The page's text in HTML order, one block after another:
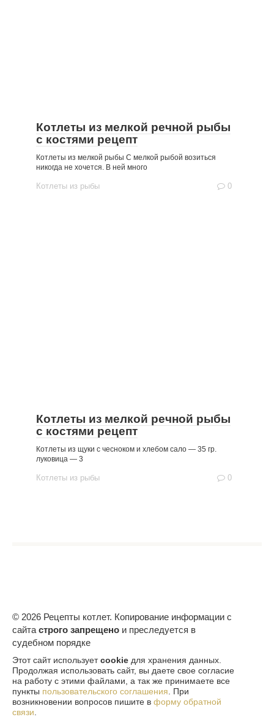
Котлеты из мелкой речной рыбы
с костями рецепт
Котлеты из мелкой рыбы С мелкой рыбой возиться
никогда не хочется. В ней много
Котлеты из рыбы 0
Котлеты из мелкой речной рыбы
с костями рецепт
Котлеты из щуки с чесноком и хлебом сало — 35 гр.
луковица — 3
Котлеты из рыбы 0
© 2026 Рецепты котлет. Копирование информации с
сайта строго запрещено и преследуется в
судебном порядке
Этот сайт использует cookie для хранения данных.
Продолжая использовать сайт, вы даете свое согласие
на работу с этими файлами, а так же принимаете все
пункты пользовательского соглашения. При
возникновении вопросов пишите в форму обратной
связи.